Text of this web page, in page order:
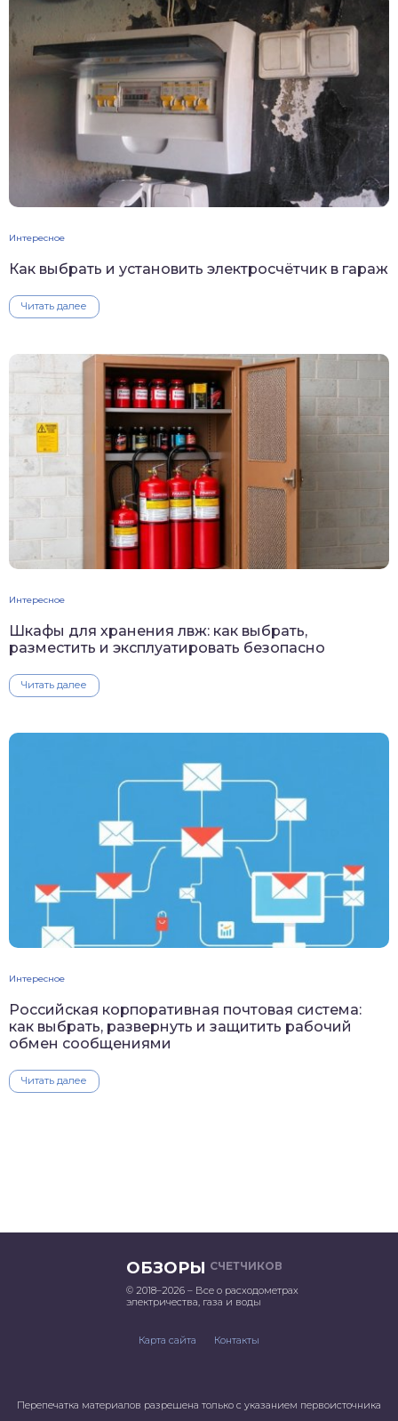
Интересное
Как выбрать и установить электросчётчик в гараж
Читать далее
Интересное
Шкафы для хранения лвж: как выбрать,
разместить и эксплуатировать безопасно
Читать далее
Интересное
Российская корпоративная почтовая система:
как выбрать, развернуть и защитить рабочий
обмен сообщениями
Читать далее
ОБЗОРЫ СЧЕТЧИКОВ
© 2018–2026 – Все о расходометрах
электричества, газа и воды
Карта сайта Контакты
Перепечатка материалов разрешена только с указанием первоисточника